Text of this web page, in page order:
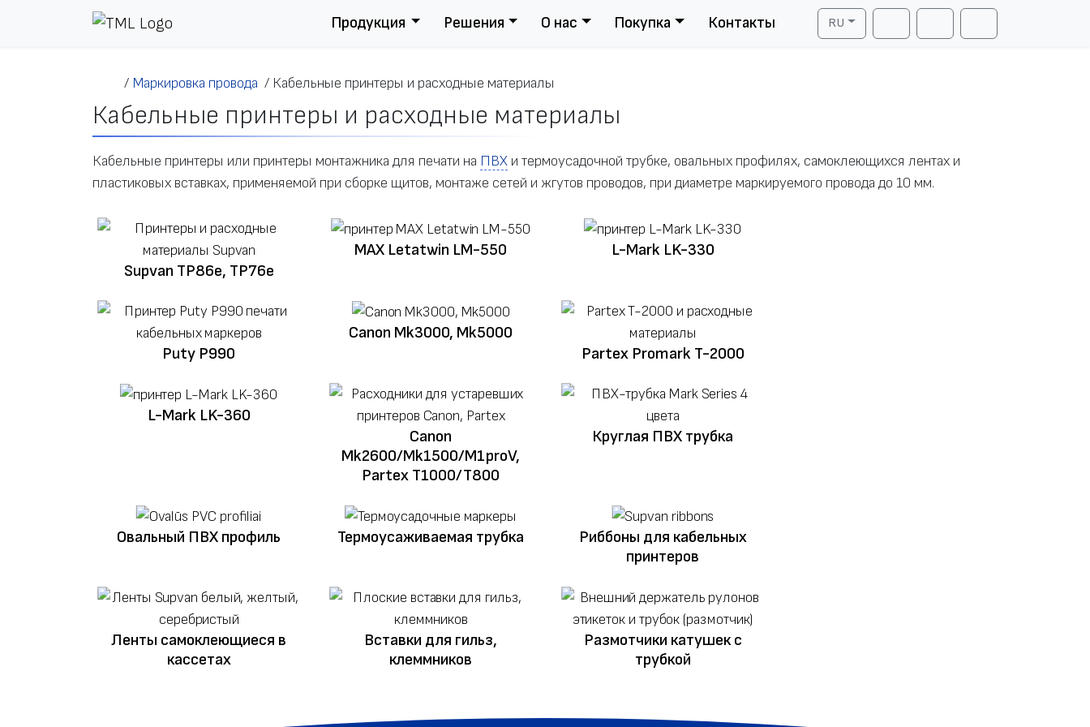
Перейти к содержимому
Продукция Решения О нас Покупка Контакты
RU
Search AccountCart
/ Маркировка провода / Кабельные принтеры и расходные материалы
Кабельные принтеры и расходные материалы
Кабельные принтеры или принтеры монтажника для печати на ПВХ и термоусадочной трубке, овальных профилях, самоклеющихся лентах и
пластиковых вставках, применяемой при сборке щитов, монтаже сетей и жгутов проводов, при диаметре маркируемого провода до 10 мм.
Supvan TP86e, TP76e
MAX Letatwin LM-550 L-Mark LK-330
Puty P990
Canon Mk3000, Mk5000
Partex Promark T-2000
L-Mark LK-360
Canon
Mk2600/Mk1500/M1proV,
Partex T1000/T800
Круглая ПВХ трубка
Овальный ПВХ профиль Термоусаживаемая трубка
Риббоны для кабельных
принтеров
Ленты самоклеющиеся в
кассетах
Вставки для гильз,
клеммников
Размотчики катушек с
трубкой